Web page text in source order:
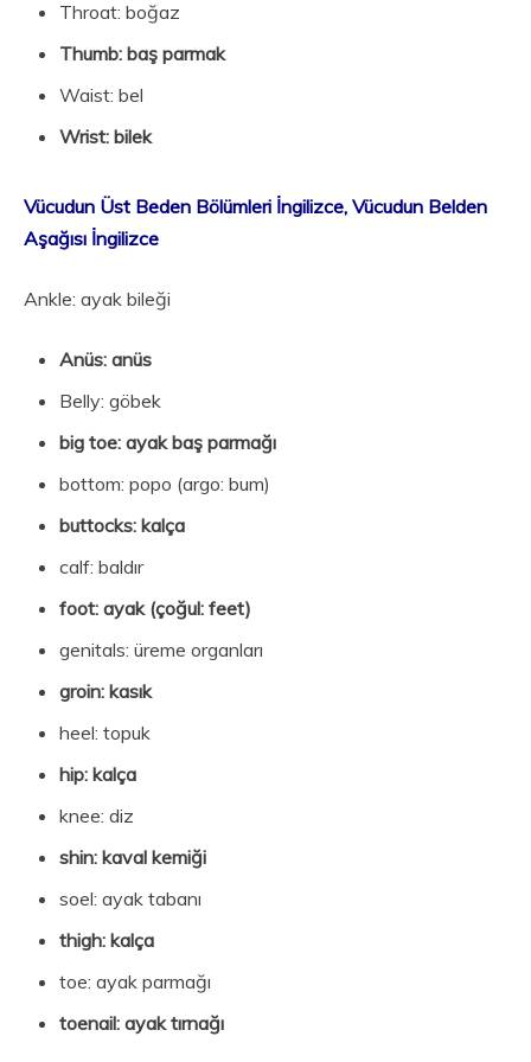
Throat: boğaz
Thumb: baş parmak
Waist: bel
Wrist: bilek
Vücudun Üst Beden Bölümleri İngilizce, Vücudun Belden
Aşağısı İngilizce
Ankle: ayak bileği
Anüs: anüs
Belly: göbek
big toe: ayak baş parmağı
bottom: popo (argo: bum)
buttocks: kalça
calf: baldır
foot: ayak (çoğul: feet)
genitals: üreme organları
groin: kasık
heel: topuk
hip: kalça
knee: diz
shin: kaval kemiği
soel: ayak tabanı
thigh: kalça
toe: ayak parmağı
toenail: ayak tırnağı